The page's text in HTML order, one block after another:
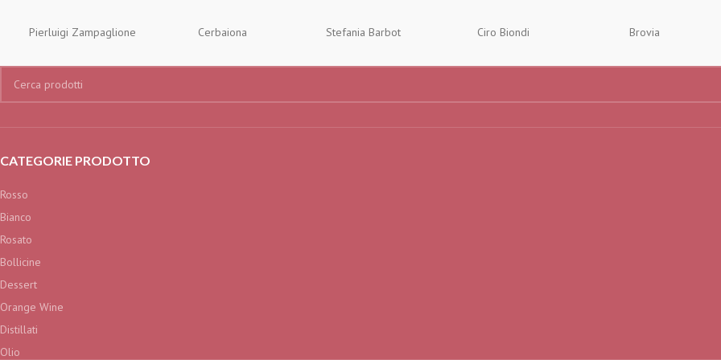
Pierluigi Zampaglione Cerbaiona Stefania Barbot Ciro Biondi Brovia
CATEGORIE PRODOTTO
Rosso
Bianco
Rosato
Bollicine
Dessert
Orange Wine
Distillati
Olio